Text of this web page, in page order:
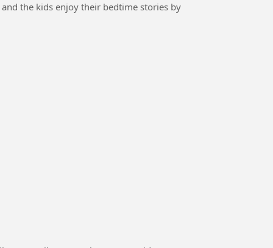
the kids enjoy their bedtime stories by